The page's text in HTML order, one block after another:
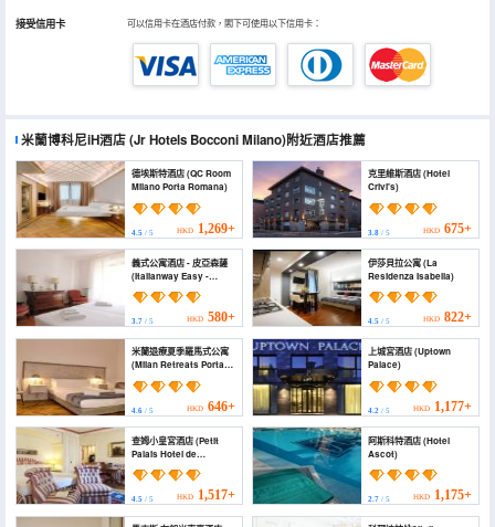
接受信用卡 可以信用卡在酒店付款，閣下可使用以下信用卡：
米蘭博科尼iH酒店(Jr Hotels Bocconi Milano)附近酒店推薦
德埃斯特酒店 (QC Room
Milano Porta Romana)
4.5 / 5 HKD 1,269+
克里維斯酒店 (Hotel
Crivi's)
3.8/ 5 HKD 675+
義式公寓酒店 - 皮亞森薩
(Italianway Easy -
Piacenza 9)
3.7 / 5 HKD 580+
伊莎貝拉公寓 (La
Residenza Isabella)
4.5/ 5 HKD 822+
米蘭退療夏季羅馬式公寓
(Milan Retreats Porta
Romana)
4.6 / 5 HKD 646+
上城宮酒店 (Uptown
Palace)
4.2/ 5 HKD 1,177+
查姆小皇宮酒店 (Petit
Palais Hotel de
Charme)
4.5 / 5 HKD 1,517+
阿斯科特酒店 (Hotel
Ascot)
2.7/ 5 HKD 1,175+